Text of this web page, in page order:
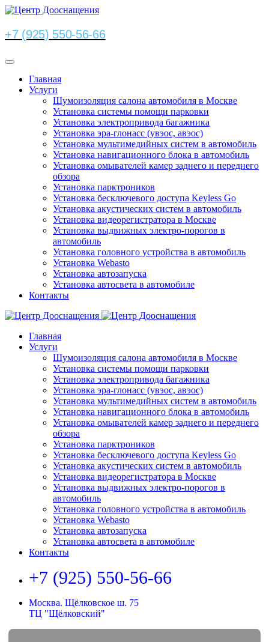
+7 (925) 550-56-66
Главная
Услуги
Шумоизоляция салона автомобиля в Москве
Установка системы помощи парковки
Установка электропривода багажника
Установка эра-глонасс (увэос, авэос)
Установка мультимедийных систем в автомобиль
Установка навигационного блока в автомобиль
Установка омывателей камер заднего и переднего
обзора
Установка парктроников
Установка бесключевого доступа Keyless Go
Установка акустических систем в автомобиль
Установка видеорегистратора в Москве
Установка выдвижных электро-порогов в
автомобиль
Установка головного устройства в автомобиль
Установка Webasto
Установка автозапуска
Установка автосвета в автомобиле
Контакты
Главная
Услуги
Шумоизоляция салона автомобиля в Москве
Установка системы помощи парковки
Установка электропривода багажника
Установка эра-глонасс (увэос, авэос)
Установка мультимедийных систем в автомобиль
Установка навигационного блока в автомобиль
Установка омывателей камер заднего и переднего
обзора
Установка парктроников
Установка бесключевого доступа Keyless Go
Установка акустических систем в автомобиль
Установка видеорегистратора в Москве
Установка выдвижных электро-порогов в
автомобиль
Установка головного устройства в автомобиль
Установка Webasto
Установка автозапуска
Установка автосвета в автомобиле
Контакты
+7 (925) 550-56-66
Москва. Щёлковское ш. 75
ТЦ "Щёлковский"